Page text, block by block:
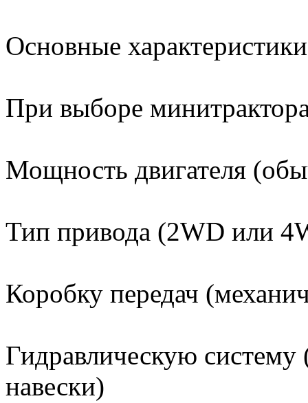
Основные характеристики
При выборе
Мощность двигателя
Тип привода (2WD или
Коробку передач
Гидравлическую систему
навески)